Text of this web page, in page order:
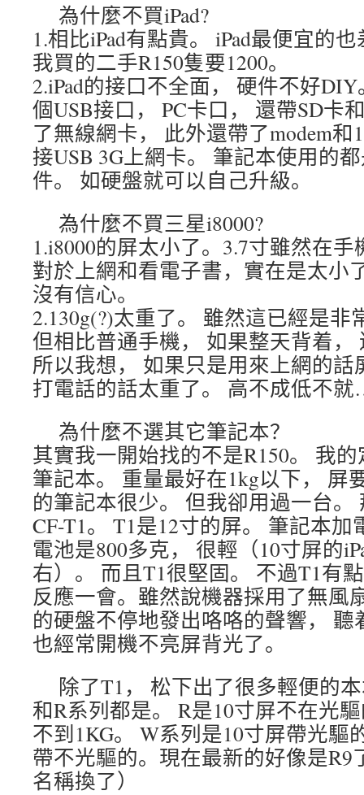
為什麼不買iPad?
1.相比iPad有點貴。 iPad最便宜的
我買的二手R150隻要1200。
2.iPad的接口不全面， 硬件不好
個USB接口， PC卡口， 還帶SD卡
了無線網卡， 此外還帶了modem
接USB 3G上網卡。 筆記本使用的
件。 如硬盤就可以自己升級。
為什麼不買三星i8000?
1.i8000的屏太小了。3.7寸雖然在
對於上網和看電子書，實在是太小
沒有信心。
2.130g(?)太重了。 雖然這已經是
但相比普通手機， 如果整天背着，
所以我想， 如果只是用來上網的話
打電話的話太重了。 高不成低不
為什麼不選其它筆記本？
其實我一開始找的不是R150。 我
筆記本。 重量最好在1kg以下， 屏
的筆記本很少。 但我卻用過一台
CF-T1。 T1是12寸的屏。 筆記本
電池是800多克， 很輕（10寸屏的
右）。 而且T1很堅固。 不過T1有
反應一會。雖然說機器採用了無風
的硬盤不停地發出咯咯的聲響，
也經常開機不亮屏背光了。
除了T1， 松下出了很多輕便的
和R系列都是。 R是10寸屏不在光
不到1KG。 W系列是10寸屏帶光驅
帶不光驅的。現在最新的好像是R9
名稱換了）